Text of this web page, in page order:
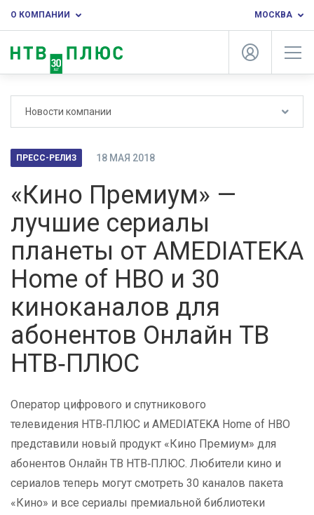
О КОМПАНИИ МОСКВА
Новости компании
ПРЕСС-РЕЛИЗ 18 МАЯ 2018
«Кино Премиум» —
лучшие сериалы
планеты от AMEDIATEKA
Home of HBO и 30
киноканалов для
абонентов Онлайн ТВ
НТВ‑ПЛЮС
Оператор цифрового и спутникового
телевидения НТВ‑ПЛЮС и AMEDIATEKA Home of HBO
представили новый продукт «Кино Премиум» для
абонентов Онлайн ТВ НТВ‑ПЛЮС. Любители кино и
сериалов теперь могут смотреть 30 каналов пакета
«Кино» и все сериалы премиальной библиотеки